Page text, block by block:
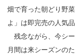
畑で育った朝どり野
よ」は即完売の人気品
残念ながら、今シ
月間は来シーズンの